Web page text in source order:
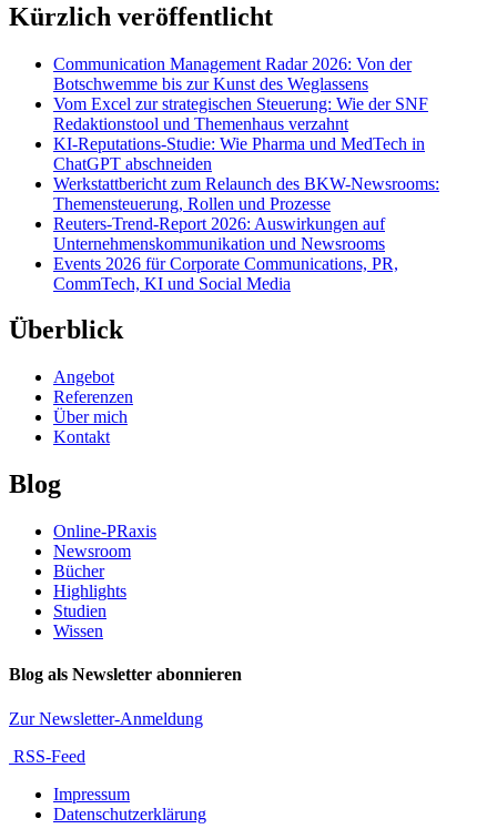
Kürzlich veröffentlicht
Communication Management Radar 2026: Von der
Botschwemme bis zur Kunst des Weglassens
Vom Excel zur strategischen Steuerung: Wie der SNF
Redaktionstool und Themenhaus verzahnt
KI-Reputations-Studie: Wie Pharma und MedTech in
ChatGPT abschneiden
Werkstattbericht zum Relaunch des BKW-Newsrooms:
Themensteuerung, Rollen und Prozesse
Reuters-Trend-Report 2026: Auswirkungen auf
Unternehmenskommunikation und Newsrooms
Events 2026 für Corporate Communications, PR,
CommTech, KI und Social Media
Überblick
Angebot
Referenzen
Über mich
Kontakt
Blog
Online-PRaxis
Newsroom
Bücher
Highlights
Studien
Wissen
Blog als Newsletter abonnieren
Zur Newsletter-Anmeldung
RSS-Feed
Impressum
Datenschutzerklärung